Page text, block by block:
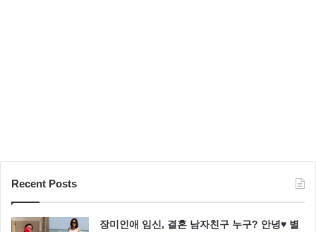
Recent Posts
장미인애 임신, 결혼 남자친구 누구? 안녕♥ 별